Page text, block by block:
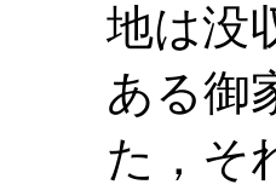
地は没
ある御
た，そ